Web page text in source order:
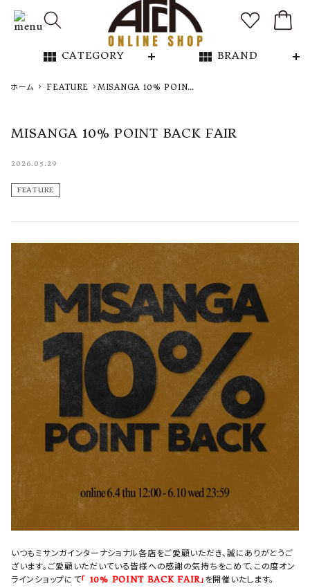
view_module CATEGORY view_module BRAND
NEW ARRIVAL
CATEGORY
ご利用ガイド
プライバシーポリシー
特定商取引法について
お問い合わせ
OFFICIAL WEB SITE
ホーム FEATURE
MISANGA 10% POINT
MISANGA 10% POINT BACK FAIR
2026.05.29
FEATURE
いつもミサンガインターナショナル各店をご愛顧いただき、誠にありがとうご
ざいます。ご愛顧いただいている皆様への感謝の気持ちをこめて、この度オン
ラインショップにて「 10% POINT BACK FAIR」 を開催いたします。